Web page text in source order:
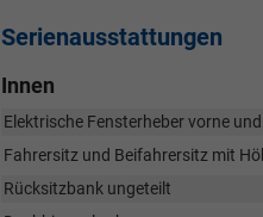
Serienausstattungen
Innen
Elektrische Fensterheber vorne
Fahrersitz und Beifahrersitz mit
Rücksitzbank ungeteilt